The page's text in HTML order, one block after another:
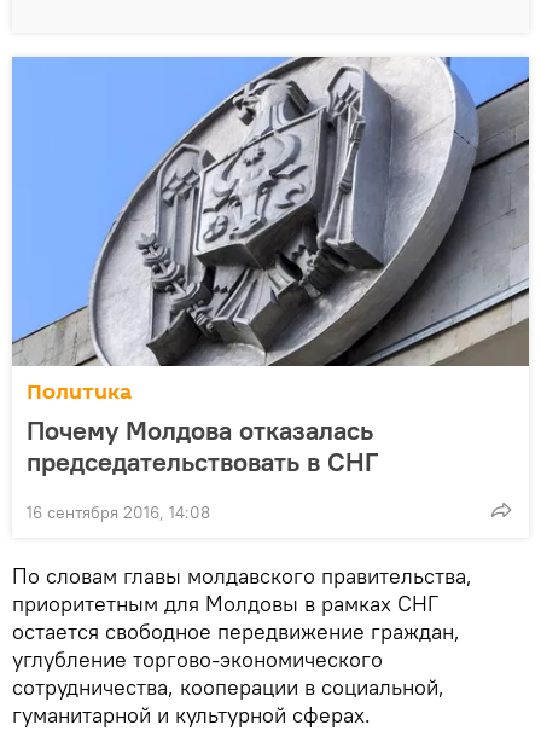
Политика
Почему Молдова отказалась
председательствовать в СНГ
16 сентября 2016, 14:08
По словам главы молдавского правительства,
приоритетным для Молдовы в рамках СНГ
остается свободное передвижение граждан,
углубление торгово-экономического
сотрудничества, кооперации в социальной,
гуманитарной и культурной сферах.